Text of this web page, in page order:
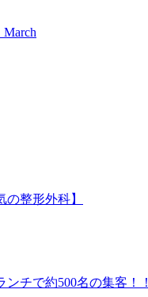
整形外科】
ンチで約500名の集客！！